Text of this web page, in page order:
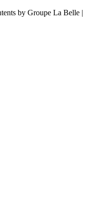
by Groupe La Belle |